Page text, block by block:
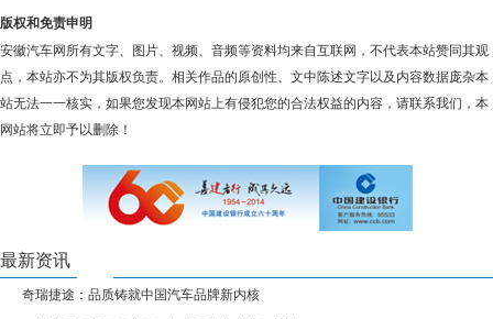
版权和免责申明
安徽汽车网所有文字、图片、视频、音频等资料均来自互联网，不代表本站赞同其观
点，本站亦不为其版权负责。相关作品的原创性、文中陈述文字以及内容数据庞杂本
站无法一一核实，如果您发现本网站上有侵犯您的合法权益的内容，请联系我们，本
网站将立即予以删除！
最新资讯
奇瑞捷途：品质铸就中国汽车品牌新内核